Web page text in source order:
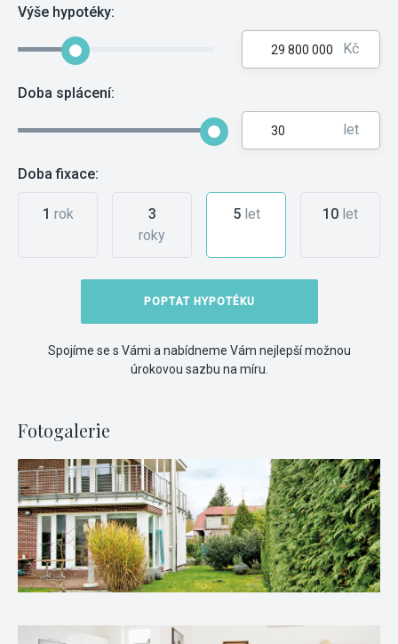
Výše hypotéky:
Kč
Doba splácení:
let
Doba fixace:
1 rok
3
roky
5let 10 let
POPTAT HYPOTÉKU
Spojíme se s Vámi a nabídneme Vám nejlepší možnou
úrokovou sazbu na míru.
Fotogalerie